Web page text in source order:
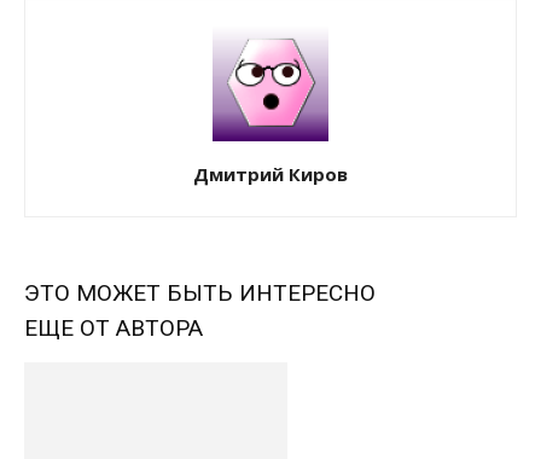
Дмитрий Киров
ЭТО МОЖЕТ БЫТЬ ИНТЕРЕСНО
ЕЩЕ ОТ АВТОРА